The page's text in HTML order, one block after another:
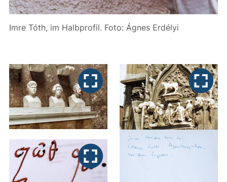
Imre Tóth, im Halbprofil. Foto: Ágnes Erdélyi